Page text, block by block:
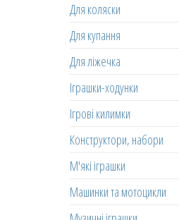
Для коляски
Для купання
Для ліжечка
Іграшки-ходунки
Ігрові килимки
Конструктори, набори
М'які іграшки
Машинки та мотоцикли